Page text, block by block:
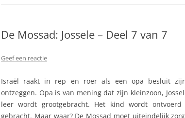
De Mossad: Jossele – Deel 7 van 7
Geef een reactie
Israël raakt in rep en roer als een opa besluit
ontzeggen. Opa is van mening dat zijn kleinzoon,
leer wordt grootgebracht. Het kind wordt
gebracht. Maar waar? De Mossad moet uiteindelijk